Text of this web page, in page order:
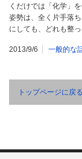
くだけでは「化学」
姿勢は、全く片手落
にしても、どれも整
2013/9/6 一般的な
トップページに戻る